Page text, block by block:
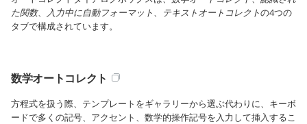
た関数、 入力中に自動フォーマット、 テキストオートコレクトの4つの
タブで構成されています。
数学オートコレクト
方程式を扱う際、テンプレートをギャラリーから選ぶ代わりに、キーボ
ードで多くの記号、アクセント、数学的操作記号を入力して挿入するこ